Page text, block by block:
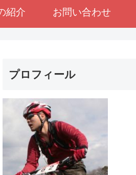
紹介 お問い合わせ
プロフィール